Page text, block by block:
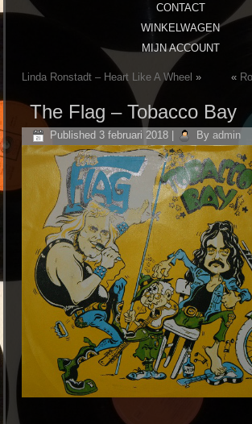
CONTACT
WINKELWAGEN
MIJN ACCOUNT
Linda Ronstadt ‎– Heart Like A Wheel » «
The Flag ‎– Tobacco Bay
Published 3 februari 2018 By admin